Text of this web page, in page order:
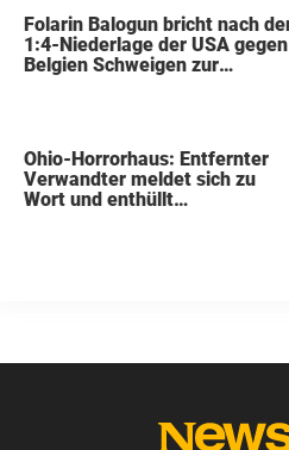
Folarin Balogun bricht nach
1:4-Niederlage der USA gegen
Belgien Schweigen zur
Ohio-Horrorhaus: Entfernter
Verwandter meldet sich zu
Wort und enthüllt